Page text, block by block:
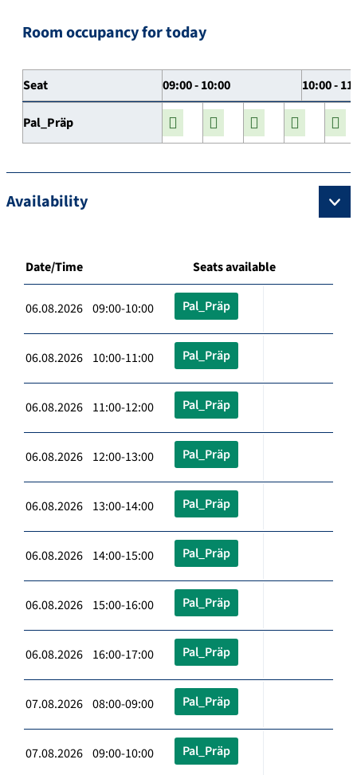
Room occupancy for today
Seat 09:00 - 10:00 10:00 -
Pal_Präp
Availability
Date/Time Seats available
06.08.2026 09:00-10:00 Pal_Präp
06.08.2026 10:00-11:00 Pal_Präp
06.08.2026 11:00-12:00 Pal_Präp
06.08.2026 12:00-13:00 Pal_Präp
06.08.2026 13:00-14:00 Pal_Präp
06.08.2026 14:00-15:00 Pal_Präp
06.08.2026 15:00-16:00 Pal_Präp
06.08.2026 16:00-17:00 Pal_Präp
07.08.2026 08:00-09:00 Pal_Präp
07.08.2026 09:00-10:00 Pal_Präp